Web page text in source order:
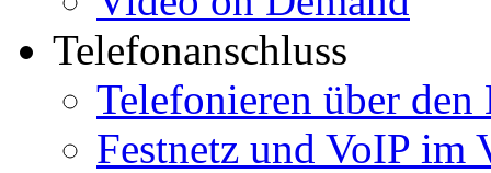
Telefonanschluss
Telefonieren über den
Festnetz und VoIP im